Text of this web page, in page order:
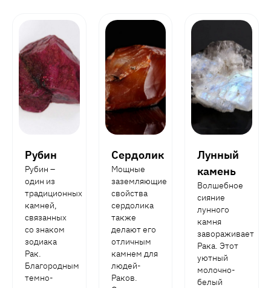
Рубин
Рубин –
один из
традиционных
камней,
связанных
со знаком
зодиака
Рак.
Благородным
темно-
Сердолик
Мощные
заземляющие
свойства
сердолика
также
делают его
отличным
камнем для
людей-
Раков.
Лунный
камень
Волшебное
сияние
лунного
камня
завораживает
Рака. Этот
уютный
молочно-
белый